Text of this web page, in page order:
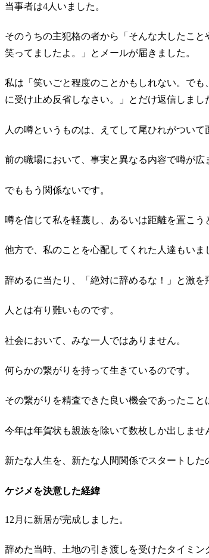
当事者は4人いました。
そのうちの主犯格の者から「そんな大したこ
笑ってましたよ。」とメールが届きました。
私は「笑いごと程度のことかもしれない。で
に受け止め反省しなさい。」とだけ返信しまし
人の噂というものは、えてして尾ひれがついて
前の職場において、事実と異なる内容で噂が広
でももう関係ないです。
噂を信じて私を軽蔑し、あるいは距離を置こ
他方で、私のことを心配してくれた人達もいま
辞めるに当たり、「絶対に辞めるな！」と激を
人とは有り難いものです。
社会において、みな一人ではありません。
何らかの繋がりを持って生きているのです。
その繋がりを精査できた良い機会であったこと
今年は年賀状も親族を除いて数枚しか出しませ
新たな人生を、新たな人間関係でスタートした
ケジメを決意した経緯
12月に新居が完成しました。
辞めた当時、土地の引き渡しを受けたタイミン